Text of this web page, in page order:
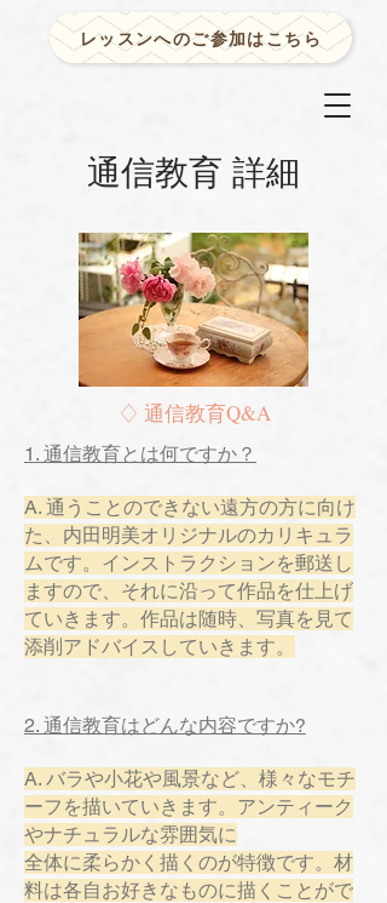
レッスンへのご参加はこちら
通信教育 詳細
​​♢ 通信教育Q&A
1. 通信教育とは何ですか？
A. 通うことのできない遠方の方に向け
た、内田明美オリジナルのカリキュラ
ムです。インストラクションを郵送し
ますので、それに沿って作品を仕上げ
ていきます。作品は随時、写真を見て
添削アドバイスしていきます。
2. 通信教育はどんな内容ですか?
A. バラや小花や風景など、様々なモチ
ーフを描いていきます。アンティーク
やナチュラルな雰囲気に
全体に柔らかく描くのが特徴です。材
料は各自お好きなものに描くことがで